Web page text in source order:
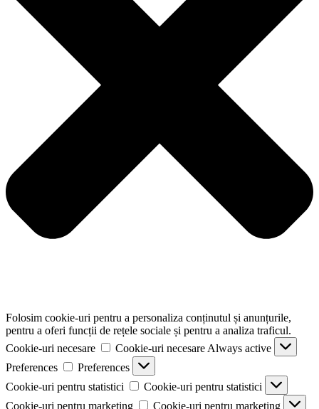
Folosim cookie-uri pentru a personaliza conținutul și anunțurile,
pentru a oferi funcții de rețele sociale și pentru a analiza traficul.
Cookie-uri necesare
Cookie-uri necesare Always active
Preferences
Preferences
Cookie-uri pentru statistici
Cookie-uri pentru statistici
Cookie-uri pentru marketing
Cookie-uri pentru marketing